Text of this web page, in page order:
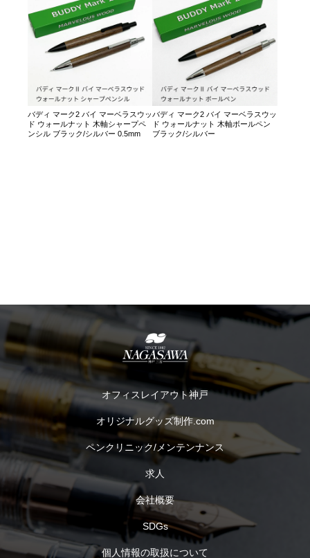
バディ マーク2 バイ マーベラスウッ
ド ウォールナット 木軸シャープペ
ンシル ブラック/シルバー 0.5mm
バディ マーク2 バイ マーベラスウッ
ド ウォールナット 木軸ボールペン
ブラック/シルバー
オフィスレイアウト神戸
オリジナルグッズ制作.com
ペンクリニック/メンテンナンス
求人
会社概要
SDGs
個人情報の取扱について